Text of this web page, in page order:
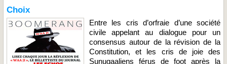
Choix
Entre les cris d’orfraie d’une société
civile appelant au dialogue pour un
consensus autour de la révision de la
Constitution, et les cris de joie des
Sunugaaliens férus de foot après la